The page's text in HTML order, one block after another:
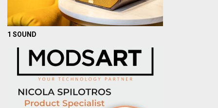
1 SOUND